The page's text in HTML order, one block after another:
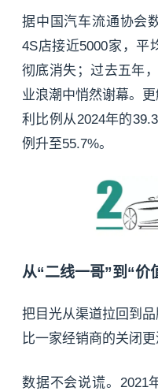
据中国汽车流通协会
4S店接近5000家，平
彻底消失；过去五年
业浪潮中悄然谢幕。
利比例从2024年的
例升至55.7%。
从“二线一哥”到“价
把目光从渠道拉回到
比一家经销商的关闭更
数据不会说谎。2021